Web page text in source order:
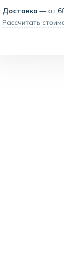
Доставка — от
Рассчитать